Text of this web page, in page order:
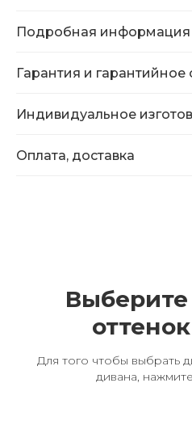
Подробная информация
Гарантия и
Индивидуальное
Оплата, доставка
Для того чтобы выбрать
дивана,